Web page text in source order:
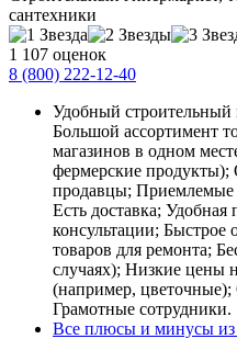
сантехники
1 107 оценок
8 (800) 222-12-40
Удобный строительный
Большой ассортимент
магазинов в одном
фермерские
продавцы; Приемлемые
Есть доставка; Удобная
консультации;
товаров для ремонта;
случаях); Низкие цены
(например, цветочные);
Грамотные сотрудники.
Все плюсы и минусы из